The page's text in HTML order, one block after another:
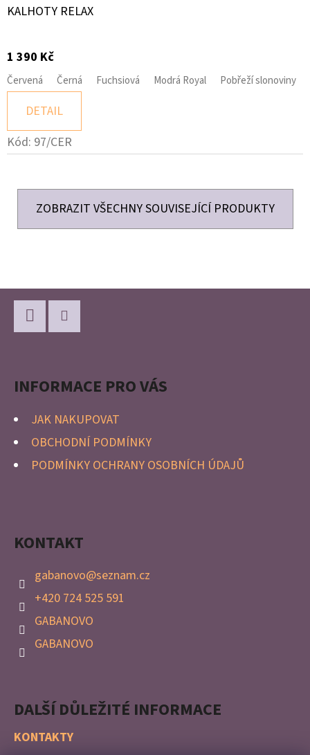
KALHOTY RELAX
1 390 Kč
Červená Černá Fuchsiová Modrá Royal Pobřeží slonoviny
DETAIL
Kód: 97/CER
ZOBRAZIT VŠECHNY SOUVISEJÍCÍ PRODUKTY
INFORMACE PRO VÁS
JAK NAKUPOVAT
OBCHODNÍ PODMÍNKY
PODMÍNKY OCHRANY OSOBNÍCH ÚDAJŮ
KONTAKT
gabanovo@seznam.cz
+420 724 525 591
GABANOVO
GABANOVO
DALŠÍ DŮLEŽITÉ INFORMACE
KONTAKTY